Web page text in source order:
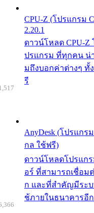
CPU-Z (โปรแกรม
2.20.1
ดาวน์โหลด CPU-Z
ปรแกรม ที่ทุกคน น่า
มถึงบอกค่าต่างๆ ทั้
รี
AnyDesk (โปรแกร
กล ใช้ฟรี)
ดาวน์โหลดโปรแก
อร์ ที่สามารถเชื่อม
ก และที่สำคัญมีระ
ช้ภายในธนาคารอี